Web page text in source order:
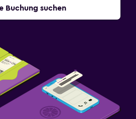
Buchung suchen